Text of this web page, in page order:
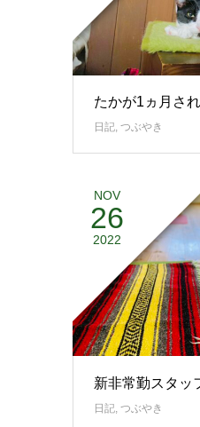
たかが1ヵ月さ
日記, つぶやき
NOV
26
2022
新非常勤スタッ
日記, つぶやき